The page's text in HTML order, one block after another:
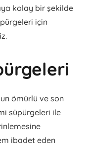
kolay bir şekilde
için
ömürlü ve son
süpürgeleri ile
ibadet eden